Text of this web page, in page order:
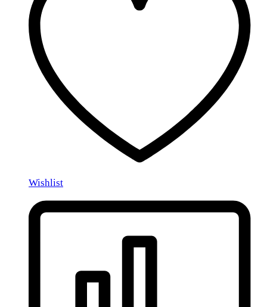
Wishlist